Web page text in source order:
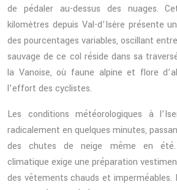
de pédaler au-dessus des nuages.
kilomètres depuis Val-d’Isère présente
des pourcentages variables, oscillant
sauvage de ce col réside dans sa
la Vanoise, où faune alpine et flore
l’effort des cyclistes.
Les conditions météorologiques à
radicalement en quelques minutes,
des chutes de neige même en été.
climatique exige une préparation
des vêtements chauds et imperméables.